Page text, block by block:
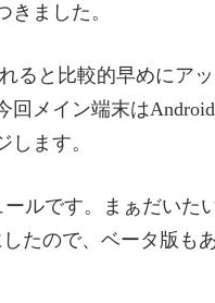
ました。
ると比較的早めにア
回メイン端末は
ます。
ールです。まぁだい
たので、ベータ版も